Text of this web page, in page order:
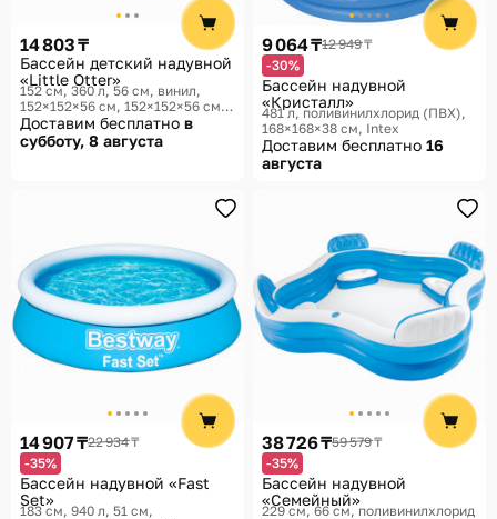
14 803 ₸
Бассейн детский надувной
«Little Otter»
152 см, 360 л, 56 см, винил,
152×152×56 см, 152×152×56 см
Intex
Доставим бесплатно в
субботу, 8 августа
9 064 ₸12 949 ₸
-30%
Бассейн надувной
«Кристалл»
481 л, поливинилхлорид (ПВХ),
168×168×38 см Intex
Доставим бесплатно 16
августа
14 907 ₸22 934 ₸
-35%
Бассейн надувной «Fast
Set»
183 см, 940 л, 51 см,
38 726 ₸59 579 ₸
-35%
Бассейн надувной
«Семейный»
229 см, 66 см, поливинилхлорид
Способы доставки
Способы оплаты